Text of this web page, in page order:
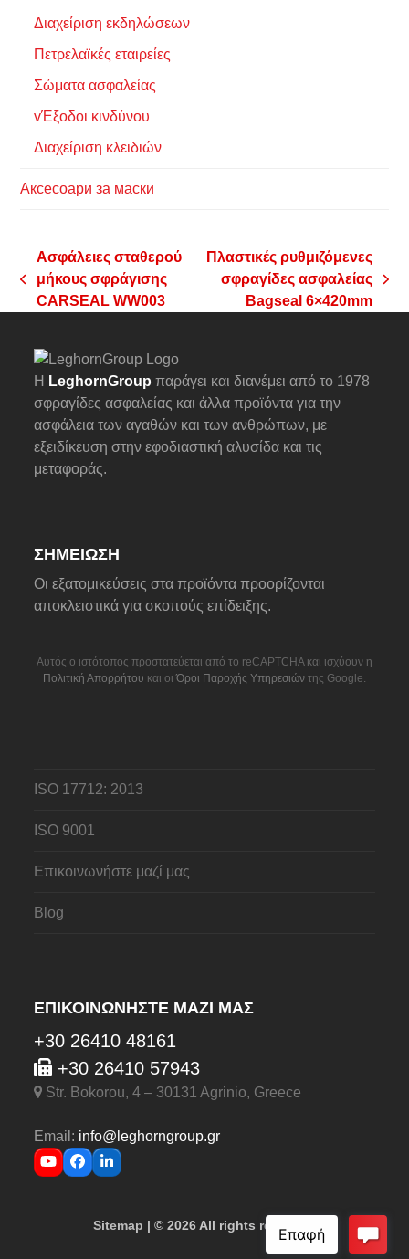
Διαχείριση εκδηλώσεων
Πετρελαϊκές εταιρείες
Σώματα ασφαλείας
vΈξοδοι κινδύνου
Διαχείριση κλειδιών
Аксесоари за маски
previous
post:
Ασφάλειες σταθερού
μήκους σφράγισης
CARSEAL WW003
next
post:
Πλαστικές ρυθμιζόμενες
σφραγίδες ασφαλείας
Bagseal 6×420mm
Η LeghornGroup παράγει και διανέμει από το 1978
σφραγίδες ασφαλείας και άλλα προϊόντα για την
ασφάλεια των αγαθών και των ανθρώπων, με
εξειδίκευση στην εφοδιαστική αλυσίδα και τις
μεταφοράς.
ΣΗΜΕΊΩΣΗ
Οι εξατομικεύσεις στα προϊόντα προορίζονται
αποκλειστικά για σκοπούς επίδειξης.
Αυτός ο ιστότοπος προστατεύεται από το reCAPTCHA και ισχύουν η
Πολιτική Απορρήτου και οιΌροι Παροχής Υπηρεσιών της Google.
ISO 17712: 2013
ISO 9001
Επικοινωνήστε μαζί μας
Blog
ΕΠΙΚΟΙΝΩΝΉΣΤΕ ΜΑΖΊ ΜΑΣ
+30 26410 48161
+30 26410 57943
Str. Bokorou, 4 – 30131 Agrinio, Greece
Email: info@leghorngroup.gr
YouTubeFacebook
LinkedIn
Sitemap | © 2026 All rights reserved.